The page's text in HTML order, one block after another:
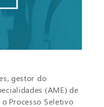
gestor do
(AME) de
Processo Seletivo